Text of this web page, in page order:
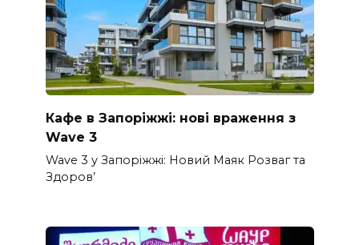
Кафе в Запоріжжі: нові враження з
Wave 3
Wave 3 у Запоріжжі: Новий Маяк Розваг та
Здоров’